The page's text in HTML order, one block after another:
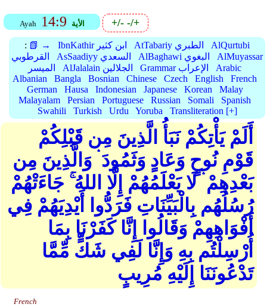
Ayah 14:9 الأية +/--/+
: 📗 → IbnKathir ابن كثير AtTabariy الطبري
AlQurtubi
القرطوبي
AsSaadiyy السعدي AlBaghawi البغوي
AlMuyassar
الميسر
AlJalalain الجلالين Grammar الإعراب
Arabic
Albanian
Bangla Bosnian Chinese Czech English
French
German
Hausa Indonesian Japanese Korean
Malay
Malayalam
Persian Portuguese Russian Somali
Spanish
Swahili
Turkish Urdu Yoruba Transliteration [+]
أَلَمْ يَأْتِكُمْ نَبَأُ الَّذِينَ مِن قَبْلِكُمْ
قَوْمِ نُوحٍ وَعَادٍ وَثَمُودَ ۛ وَالَّذِينَ مِن
بَعْدِهِمْ ۛ لَا يَعْلَمُهُمْ إِلَّا اللهُ ۚ جَاءَتْهُمْ
رُسُلُهُم بِالْبَيِّنَاتِ فَرَدُّوا أَيْدِيَهُمْ فِي
أَفْوَاهِهِمْ وَقَالُوا إِنَّا كَفَرْنَا بِمَا
أُرْسِلْتُم بِهِ وَإِنَّا لَفِي شَكٍّ مِّمَّا
تَدْعُونَنَا إِلَيْهِ مُرِيبٍ
French